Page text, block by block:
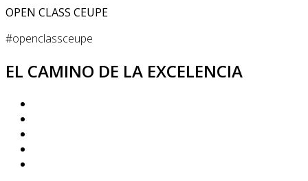
OPEN CLASS CEUPE
#openclassceupe
EL CAMINO DE LA EXCELENCIA